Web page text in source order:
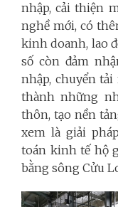
nhập, cải thiện
nghề mới, có
kinh doanh, lao
số còn đảm
nhập, chuyển
thành những
thôn, tạo nền
xem là giải
toán kinh tế hộ
bằng sông Cửu